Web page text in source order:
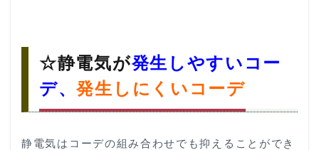
☆静電気が発生しやすいコー
デ、発生しにくいコーデ
静電気はコーデの組み合わせでも抑えることができ